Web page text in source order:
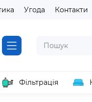
Угода Контакти
Фільтрація